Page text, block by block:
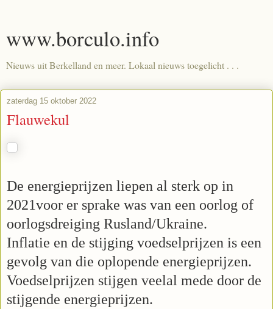
www.borculo.info
Nieuws uit Berkelland en meer. Lokaal nieuws toegelicht . . .
zaterdag 15 oktober 2022
Flauwekul
De energieprijzen liepen al sterk op in
2021voor er sprake was van een oorlog of
oorlogsdreiging Rusland/Ukraine.
Inflatie en de stijging voedselprijzen is een
gevolg van die oplopende energieprijzen.
Voedselprijzen stijgen veelal mede door de
stijgende energieprijzen.